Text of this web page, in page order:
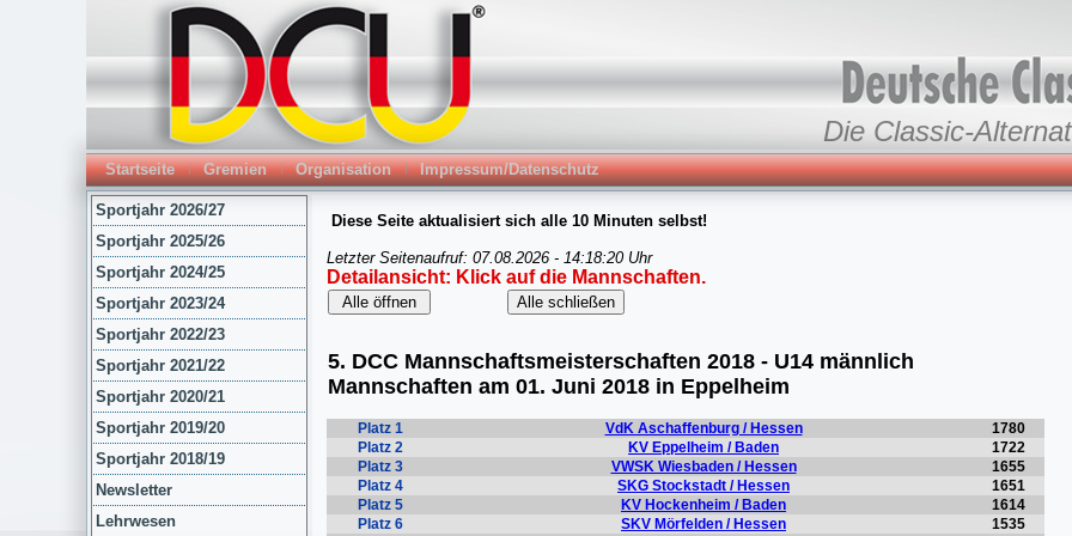
Die Classic-
Startseite Gremien Organisation Impressum/Datenschutz
Sportjahr 2026/27
Sportjahr 2025/26
Sportjahr 2024/25
Sportjahr 2023/24
Sportjahr 2022/23
Sportjahr 2021/22
Sportjahr 2020/21
Sportjahr 2019/20
Sportjahr 2018/19
Newsletter
Lehrwesen